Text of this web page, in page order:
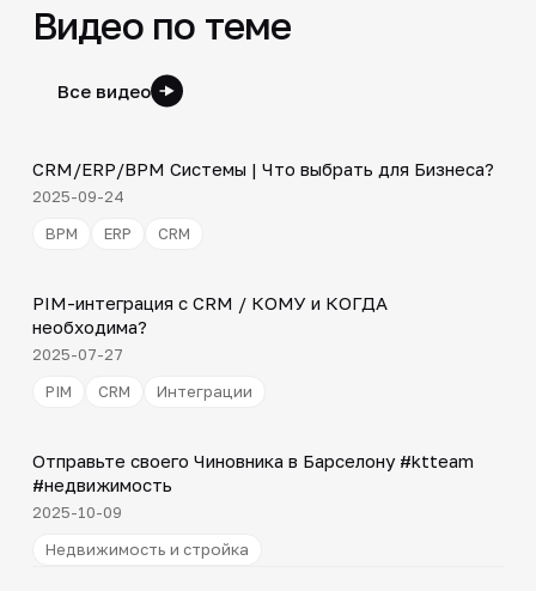
Видео по теме
Все видео
▶
CRM/ERP/BPM Системы | Что выбрать для Бизнеса?
2025-09-24
BPM
ERP CRM
▶
PIM-интеграция с CRM / КОМУ и КОГДА
необходима?
2025-07-27
PIM
CRM Интеграции
▶
Отправьте своего Чиновника в Барселону #ktteam
#недвижимость
2025-10-09
Недвижимость и стройка